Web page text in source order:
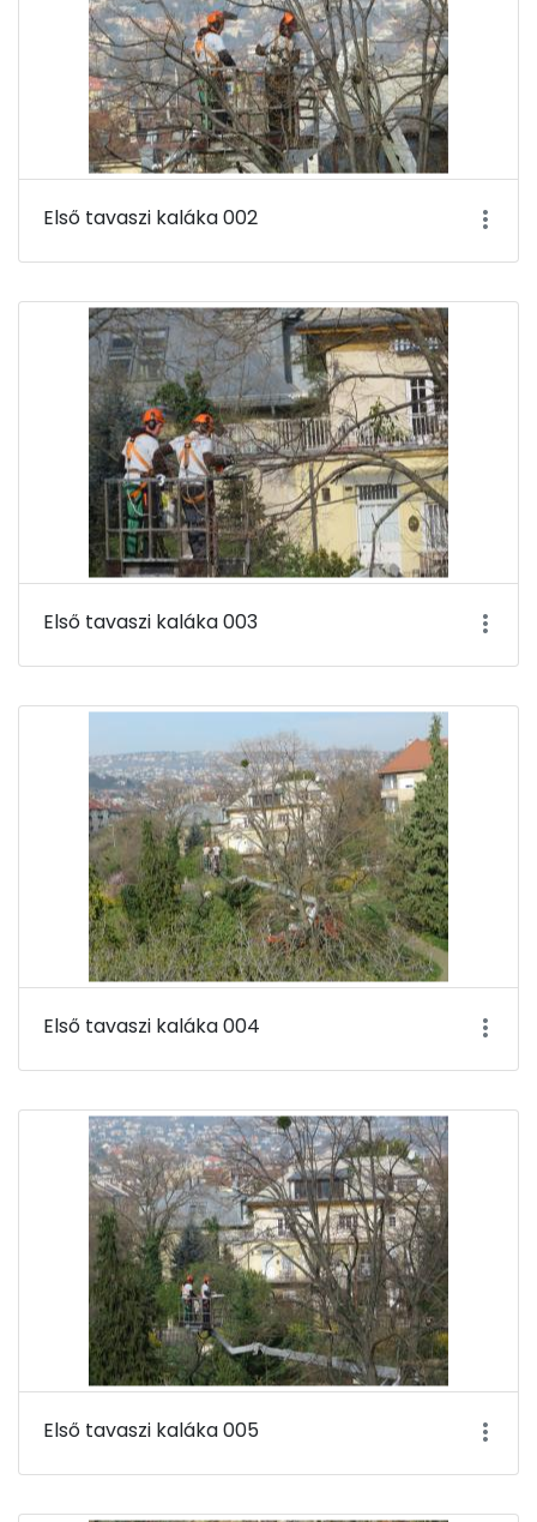
Első tavaszi kaláka 002
Első tavaszi kaláka 003
Első tavaszi kaláka 004
Első tavaszi kaláka 005